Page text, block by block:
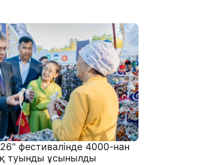
фестивалінде 4000-нан
туынды ұсынылды